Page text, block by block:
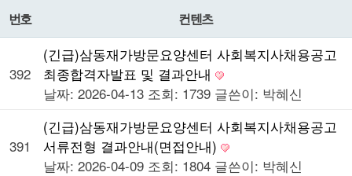
번호 컨텐츠
392
(긴급)삼동재가방문요양센터 사회복지사채용공고
최종합격자발표 및 결과안내
날짜: 2026-04-13 조회: 1739 글쓴이: 박혜신
391
(긴급)삼동재가방문요양센터 사회복지사채용공고
서류전형 결과안내(면접안내)
날짜: 2026-04-09 조회: 1804 글쓴이: 박혜신